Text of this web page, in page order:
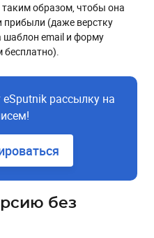
образом, чтобы она
(даже верстку
шаблон email и форму
бесплатно).
рассылку на
без